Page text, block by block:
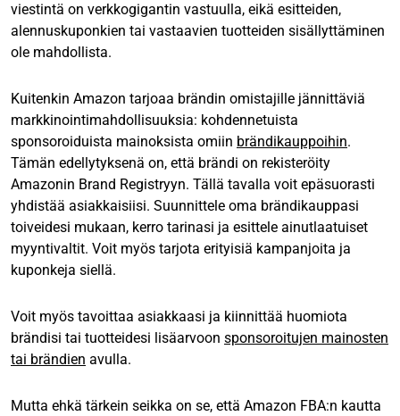
viestintä on verkkogigantin vastuulla, eikä esitteiden,
alennuskuponkien tai vastaavien tuotteiden sisällyttäminen
ole mahdollista.
Kuitenkin Amazon tarjoaa brändin omistajille jännittäviä
markkinointimahdollisuuksia: kohdennetuista
sponsoroiduista mainoksista omiin brändikauppoihin.
Tämän edellytyksenä on, että brändi on rekisteröity
Amazonin Brand Registryyn. Tällä tavalla voit epäsuorasti
yhdistää asiakkaisiisi. Suunnittele oma brändikauppasi
toiveidesi mukaan, kerro tarinasi ja esittele ainutlaatuiset
myyntivaltit. Voit myös tarjota erityisiä kampanjoita ja
kuponkeja siellä.
Voit myös tavoittaa asiakkaasi ja kiinnittää huomiota
brändisi tai tuotteidesi lisäarvoon sponsoroitujen mainosten
tai brändien avulla.
Mutta ehkä tärkein seikka on se, että Amazon FBA:n kautta